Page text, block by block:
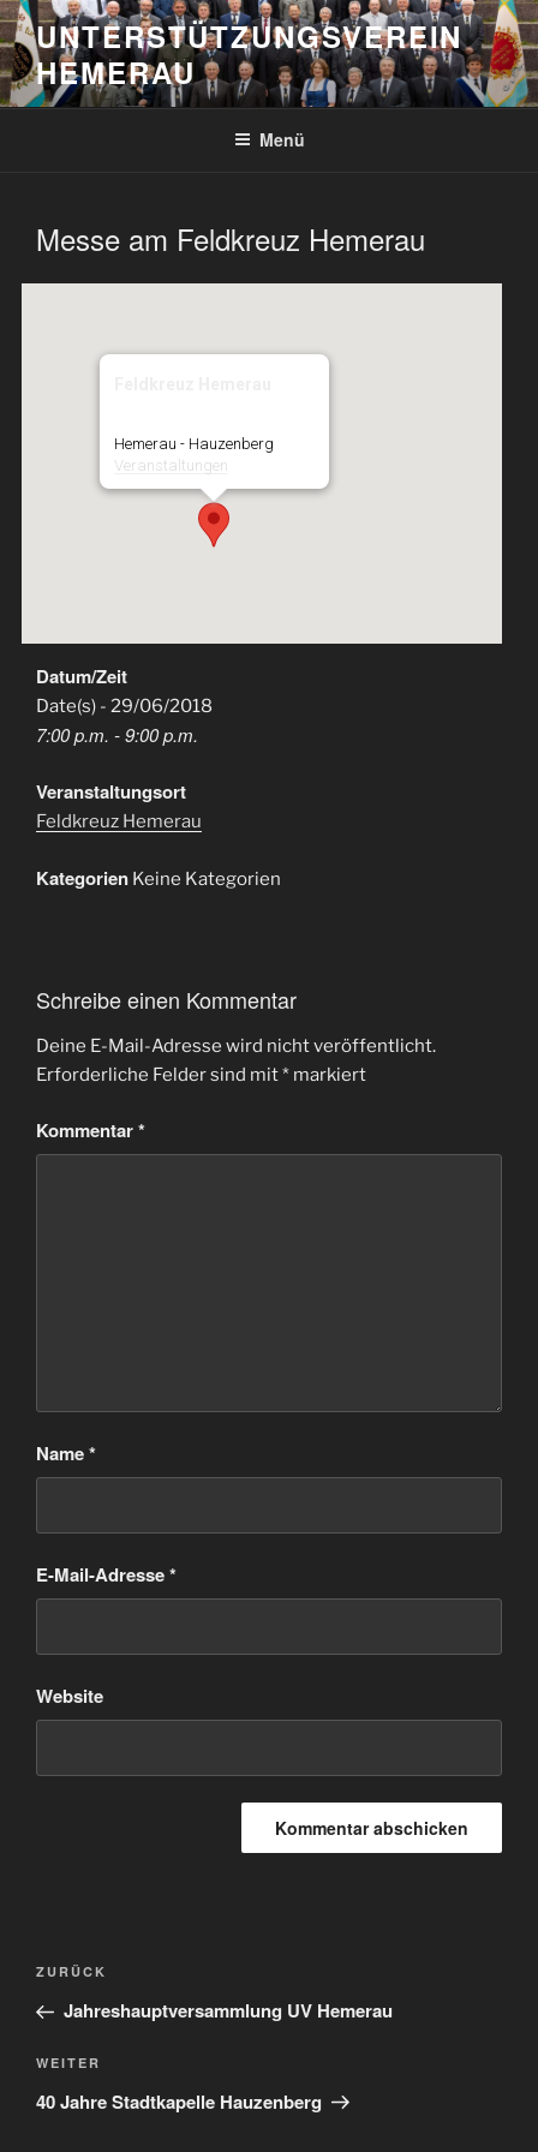
Zum
Inhalt
springen
UNTERSTÜTZUNGSVEREIN
HEMERAU
Menü
Messe am Feldkreuz Hemerau
Hemerau - Hauzenberg
Veranstaltungen
Datum/Zeit
Date(s) - 29/06/2018
7:00 p.m. - 9:00 p.m.
Veranstaltungsort
Feldkreuz Hemerau
Kategorien Keine Kategorien
Schreibe einen Kommentar
Deine E-Mail-Adresse wird nicht veröffentlicht.
Erforderliche Felder sind mit* markiert
Kommentar*
Name*
E-Mail-Adresse*
Website
Beitrags-
Vorheriger
Beitrag
ZURÜCK
Jahreshauptversammlung UV Hemerau
Nächster
Beitrag
WEITER
40 Jahre Stadtkapelle Hauzenberg